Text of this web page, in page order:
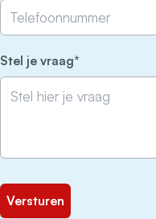
Stel je vraag